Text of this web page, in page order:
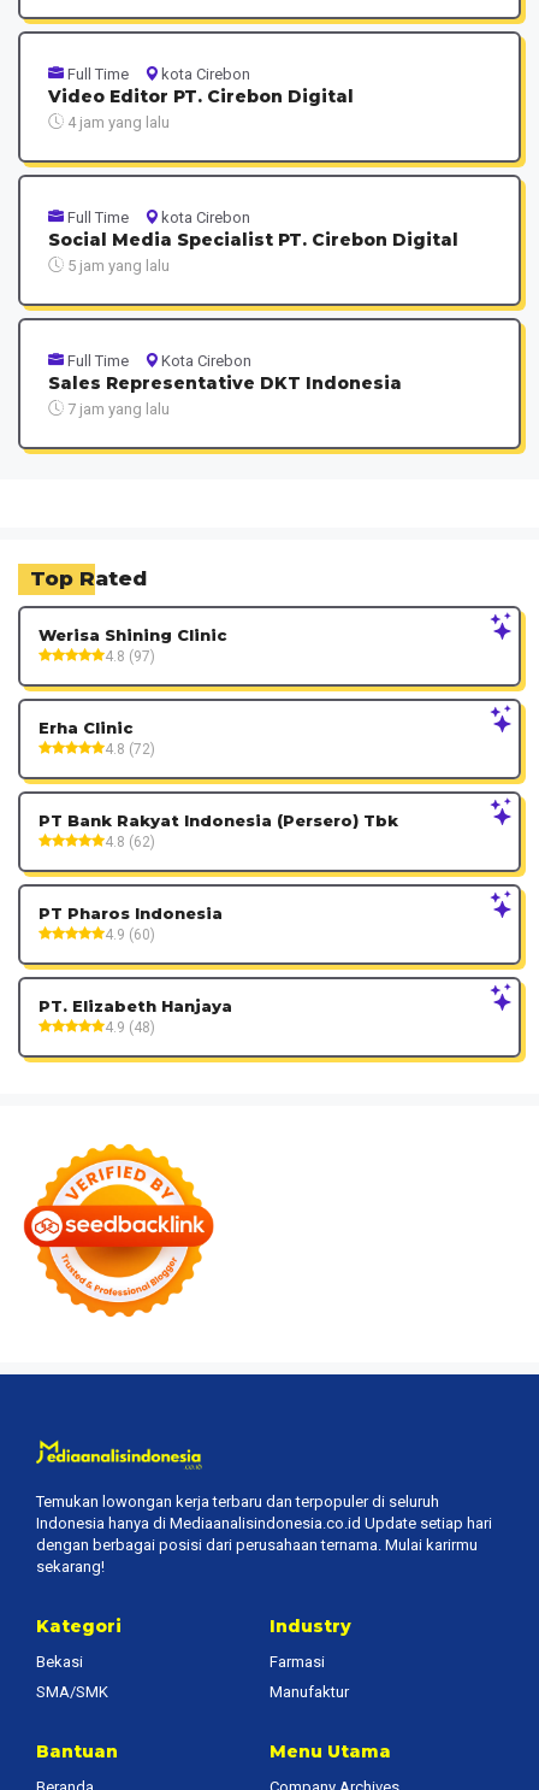
Full Time kota Cirebon
Video Editor PT. Cirebon Digital
4 jam yang lalu
Full Time kota Cirebon
Social Media Specialist PT. Cirebon Digital
5 jam yang lalu
Full Time Kota Cirebon
Sales Representative DKT Indonesia
7 jam yang lalu
Top Rated
Werisa Shining Clinic
4.8 (97)
Erha Clinic
4.8 (72)
PT Bank Rakyat Indonesia (Persero) Tbk
4.8 (62)
PT Pharos Indonesia
4.9 (60)
PT. Elizabeth Hanjaya
4.9 (48)
Temukan lowongan kerja terbaru dan terpopuler di seluruh
Indonesia hanya di Mediaanalisindonesia.co.id Update setiap hari
dengan berbagai posisi dari perusahaan ternama. Mulai karirmu
sekarang!
Kategori
Bekasi
SMA/SMK
Industry
Farmasi
Manufaktur
Bantuan Menu Utama